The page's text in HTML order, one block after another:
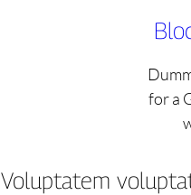
for a
Voluptatem